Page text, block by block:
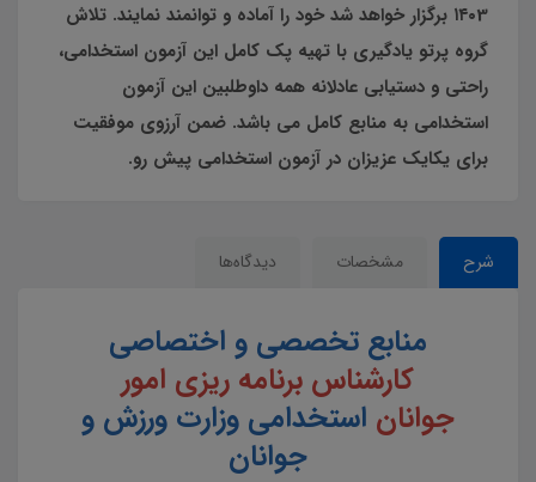
۱۴۰3 برگزار خواهد شد خود را آماده و توانمند نمایند. تلاش
گروه پرتو یادگیری با تهیه پک کامل این آزمون استخدامی،
راحتی و دستیابی عادلانه همه داوطلبین این آزمون
استخدامی به منابع کامل می باشد. ضمن آرزوی موفقیت
برای یکایک عزیزان در آزمون استخدامی پیش رو.
شرح مشخصات دیدگاه‌ها
منابع تخصصی و اختصاصی
کارشناس برنامه ریزی امور
جوانان استخدامی وزارت ورزش و
جوانان